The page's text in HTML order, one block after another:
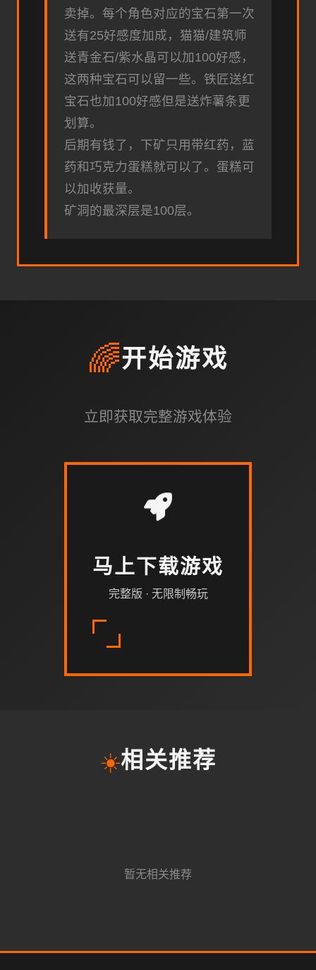
卖掉。每个角色对应的宝石第一次
送有25好感度加成，猫猫/建筑师
送青金石/紫水晶可以加100好感，
这两种宝石可以留一些。铁匠送红
宝石也加100好感但是送炸薯条更
划算。
后期有钱了，下矿只用带红药，蓝
药和巧克力蛋糕就可以了。蛋糕可
以加收获量。
矿洞的最深层是100层。
🌈开始游戏
立即获取完整游戏体验
马上下载游戏
完整版 · 无限制畅玩
☀️相关推荐
暂无相关推荐